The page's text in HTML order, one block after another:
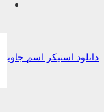
دانلود استیکر اسم